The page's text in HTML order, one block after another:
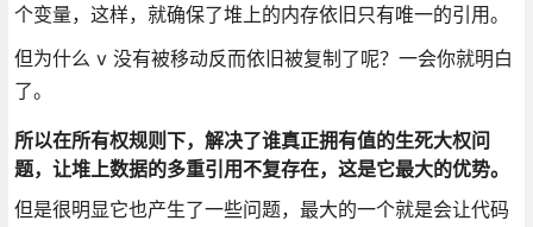
个变量，这样，就确保了堆上的内存依旧只有唯一的引用。
但为什么 v 没有被移动反而依旧被复制了呢？一会你就明白
了。
所以在所有权规则下，解决了谁真正拥有值的生死大权问
题，让堆上数据的多重引用不复存在，这是它最大的优势。
但是很明显它也产生了一些问题，最大的一个就是会让代码